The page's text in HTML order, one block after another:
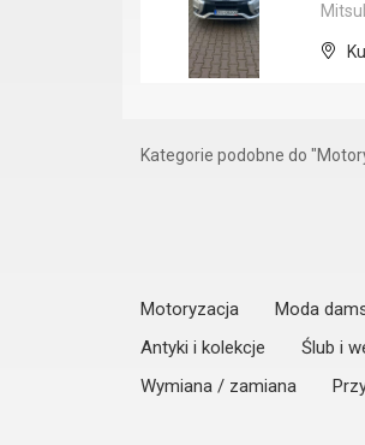
Kategorie podobne do
Motoryzacja Moda
Antyki i kolekcje
Ślub i
Wymiana / zamiana